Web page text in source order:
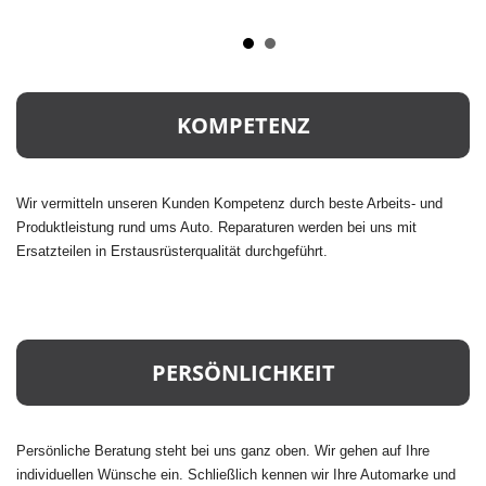
KOMPETENZ
Wir vermitteln unseren Kunden Kompetenz durch beste Arbeits- und
Produktleistung rund ums Auto. Reparaturen werden bei uns mit
Ersatzteilen in Erstausrüsterqualität durchgeführt.
PERSÖNLICHKEIT
Persönliche Beratung steht bei uns ganz oben. Wir gehen auf Ihre
individuellen Wünsche ein. Schließlich kennen wir Ihre Automarke und